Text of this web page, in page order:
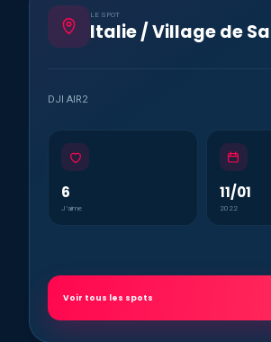
LE SPOT
Italie / Village de
DJI AIR2
6
J’aime
11/01
2022
Voir tous les spots